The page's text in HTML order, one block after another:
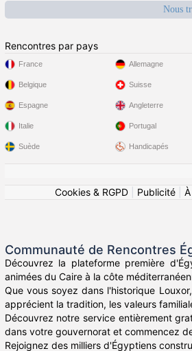
Nous
Rencontres par pays
France
Belgique
Espagne
Italie
Suède
Allemagne
Suisse
Angleterre
Portugal
Handicapés
Cookies & RGPD| Publicité|
Communauté de Rencontres
Découvrez la plateforme première
animées du Caire à la côte
Que vous soyez dans l'historique
apprécient la tradition, les valeurs
Découvrez notre service entièrement
dans votre gouvernorat et commencez
Rejoignez des milliers d'Égyptiens